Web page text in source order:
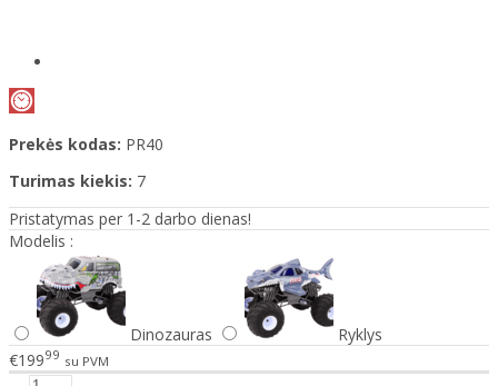
Prekės kodas: PR40
Turimas kiekis: 7
Pristatymas per 1-2 darbo dienas!
Modelis :
Dinozauras
Ryklys
€19999 su PVM